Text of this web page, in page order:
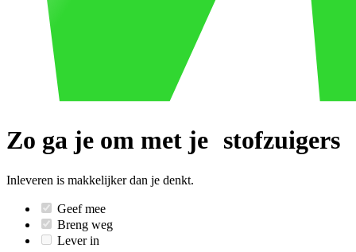
Zo ga je om met je stofzuigers
Inleveren is makkelijker dan je denkt.
Geef mee
Breng weg
Lever in